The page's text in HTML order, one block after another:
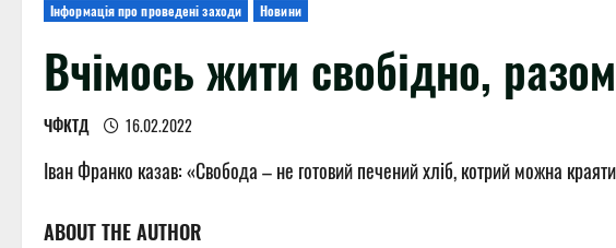
Інформація про проведені заходи Новини
Вчімось жити свобідно,
ЧФКТД 16.02.2022
Іван Франко казав: «Свобода – не готовий печений хліб, котрий можна
ABOUT THE AUTHOR